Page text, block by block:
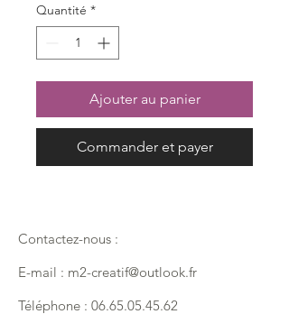
Quantité *
Ajouter au panier
Commander et payer
Contactez-nous :
E-mail : m2-creatif@outlook.fr
Téléphone : 06.65.05.45.62